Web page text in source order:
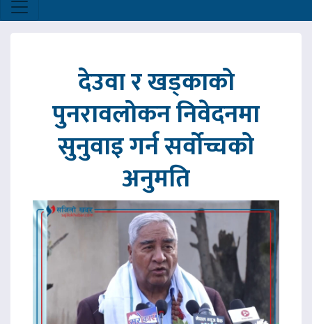
देउवा र खड्काको
पुनरावलोकन निवेदनमा
सुनुवाइ गर्न सर्वोच्चको
अनुमति